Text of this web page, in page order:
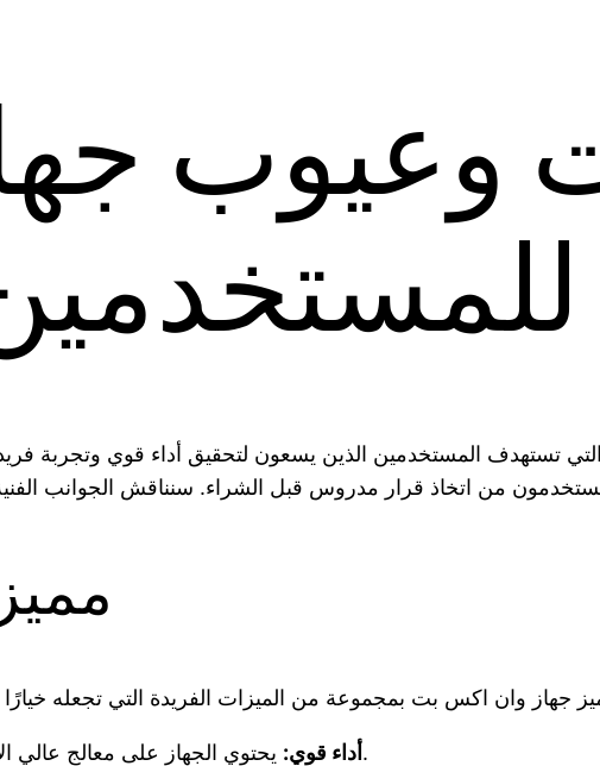
وعيوب
تستهدف المستخدمين الذين يسعون لتحقيق أداء قوي وتجربة
أداء قوي:يحتوي الجهاز على معالج عالي الأداء مما يضمن سرعة في التجاوب وكفاءة في تنفيذ المهام.